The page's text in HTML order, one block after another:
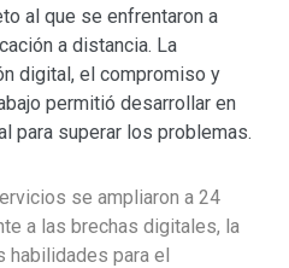
al que se enfrentaron a
a distancia. La
digital, el compromiso y
permitió desarrollar en
para superar los problemas.
se ampliaron a 24
a las brechas digitales, la
habilidades para el